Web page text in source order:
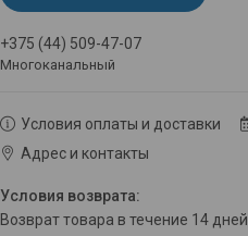
+375 (44) 509-47-07
Многоканальный
Условия оплаты и доставки
Адрес и контакты
возврат товара в течение 14 дней